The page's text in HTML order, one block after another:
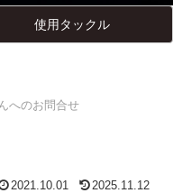
使用タックル
へのお問合せ
2021.10.01 2025.11.12